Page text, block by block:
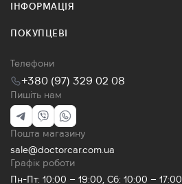
ІНФОРМАЦІЯ
ПОКУПЦЕВІ
Телефони
+380 (97) 329 02 08
Пишіть нам
Пошта магазину
sale@doctorcar.com.ua
Графік роботи
Пн-Пт: 10:00 – 19:00, Сб: 10:00 – 17:00